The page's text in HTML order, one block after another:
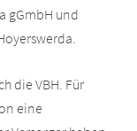
gGmbH und
die VBH. Für
eine